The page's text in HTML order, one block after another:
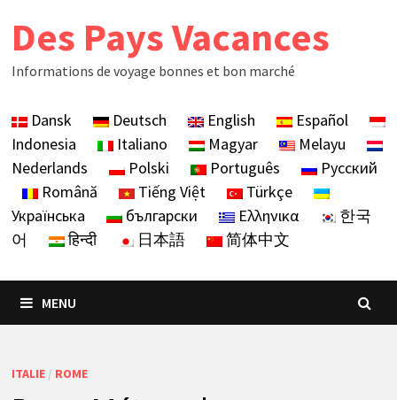
Des Pays Vacances
Informations de voyage bonnes et bon marché
Dansk Deutsch English
Español
Indonesia
Italiano Magyar
Melayu
Nederlands
Polski Português
Русский
Română
Tiếng Việt
Türkçe
Українська
български Ελληνικα
한국
어
हिन्दी 日本語 简体中文
MENU
ITALIE/ ROME